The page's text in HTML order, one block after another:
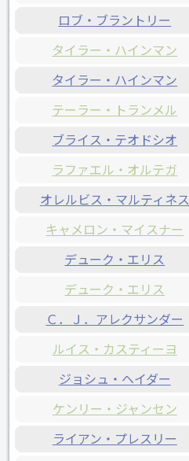
ロブ・ブラントリー
タイラー・ハインマン
タイラー・ハインマン
テーラー・トランメル
ブライス・テオドシオ
ラファエル・オルテガ
オレルビス・マルティネス
キャメロン・マイスナー
デューク・エリス
デューク・エリス
Ｃ．Ｊ．アレクサンダー
ルイス・カスティーヨ
ジョシュ・ヘイダー
ケンリー・ジャンセン
ライアン・プレスリー